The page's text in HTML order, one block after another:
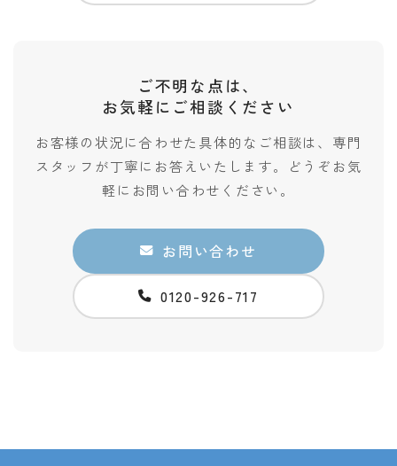
ご不明な点は、
お気軽にご相談ください
お客様の状況に合わせた具体的なご相談は、専門
スタッフが丁寧にお答えいたします。どうぞお気
軽にお問い合わせください。
お問い合わせ
0120-926-717